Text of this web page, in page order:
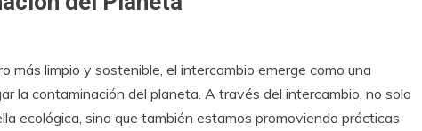
más limpio y sostenible, el intercambio emerge como una
la contaminación del planeta. A través del intercambio, no solo
ecológica, sino que también estamos promoviendo prácticas